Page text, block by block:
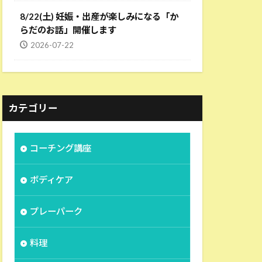
8/22(土) 妊娠・出産が楽しみになる「か
らだのお話」開催します
2026-07-22
カテゴリー
コーチング講座
ボディケア
プレーパーク
料理